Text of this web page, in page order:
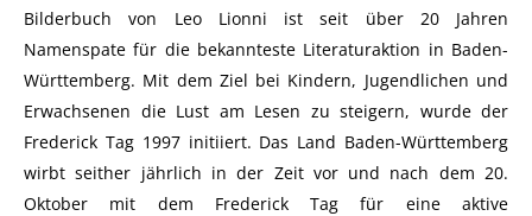
Bilderbuch von Leo Lionni ist seit über 20 Jahren
Namenspate für die bekannteste Literaturaktion in Baden-
Württemberg. Mit dem Ziel bei Kindern, Jugendlichen und
Erwachsenen die Lust am Lesen zu steigern, wurde der
Frederick Tag 1997 initiiert. Das Land Baden-Württemberg
wirbt seither jährlich in der Zeit vor und nach dem 20.
Oktober mit dem Frederick Tag für eine aktive